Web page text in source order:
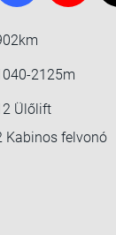
2125m
Ülőlift
Kabinos felvonó